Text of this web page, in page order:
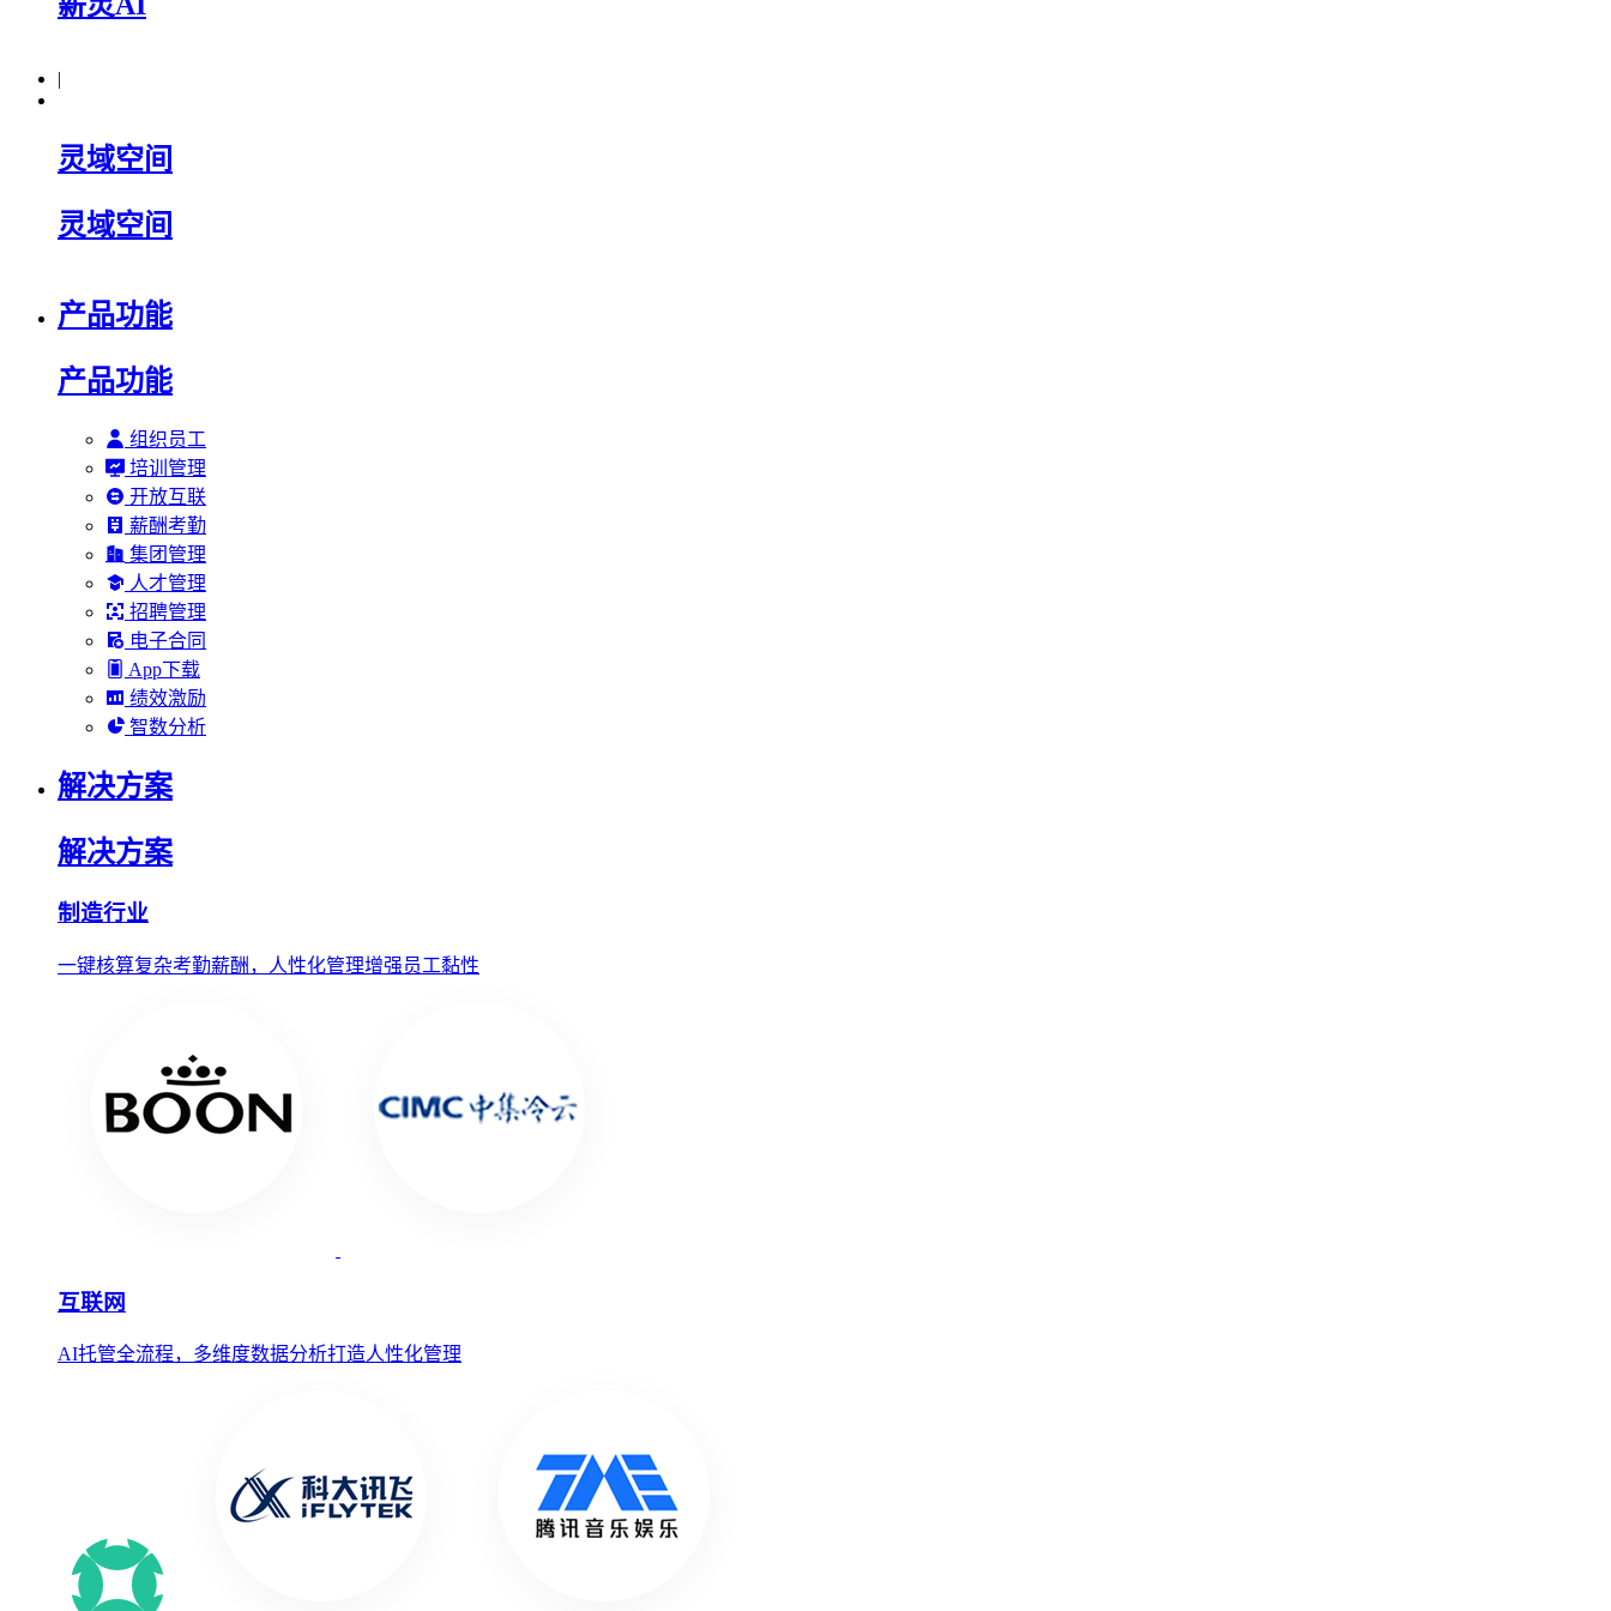
|
灵域空间
灵域空间
产品功能
产品功能
组织员工
培训管理
开放互联
薪酬考勤
集团管理
人才管理
招聘管理
电子合同
App下载
绩效激励
智数分析
解决方案
解决方案
制造行业
一键核算复杂考勤薪酬，人性化管理增强员工黏性
互联网
AI托管全流程，多维度数据分析打造人性化管理